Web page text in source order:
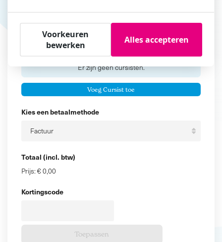
Cursisten
Voeg cursisten toe
Voornaam
Tussenvoegsel
Er zijn geencursisten.
Voeg Cursist toe
Kies een betaalmethode
Totaal (incl. btw)
Prijs: € 0,00
Kortingscode
Voorkeuren
bewerken
Alles accepteren